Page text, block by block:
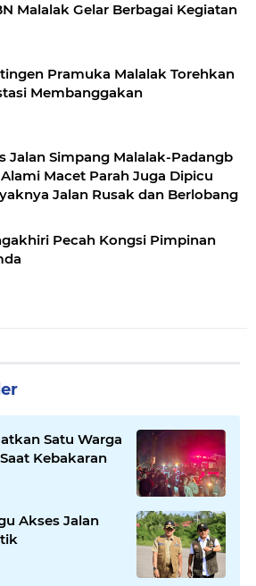
PHBN Malalak Gelar Berbagai Kegiatan
Pramuka Malalak Torehkan
Membanggakan
Jalan Simpang Malalak-Padangb
Macet Parah Juga Dipicu
Jalan Rusak dan Berlobang
Pecah Kongsi Pimpinan
Satu Warga
Kebakaran
Akses Jalan